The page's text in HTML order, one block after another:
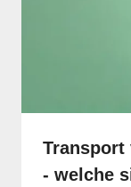
Transport
- welche